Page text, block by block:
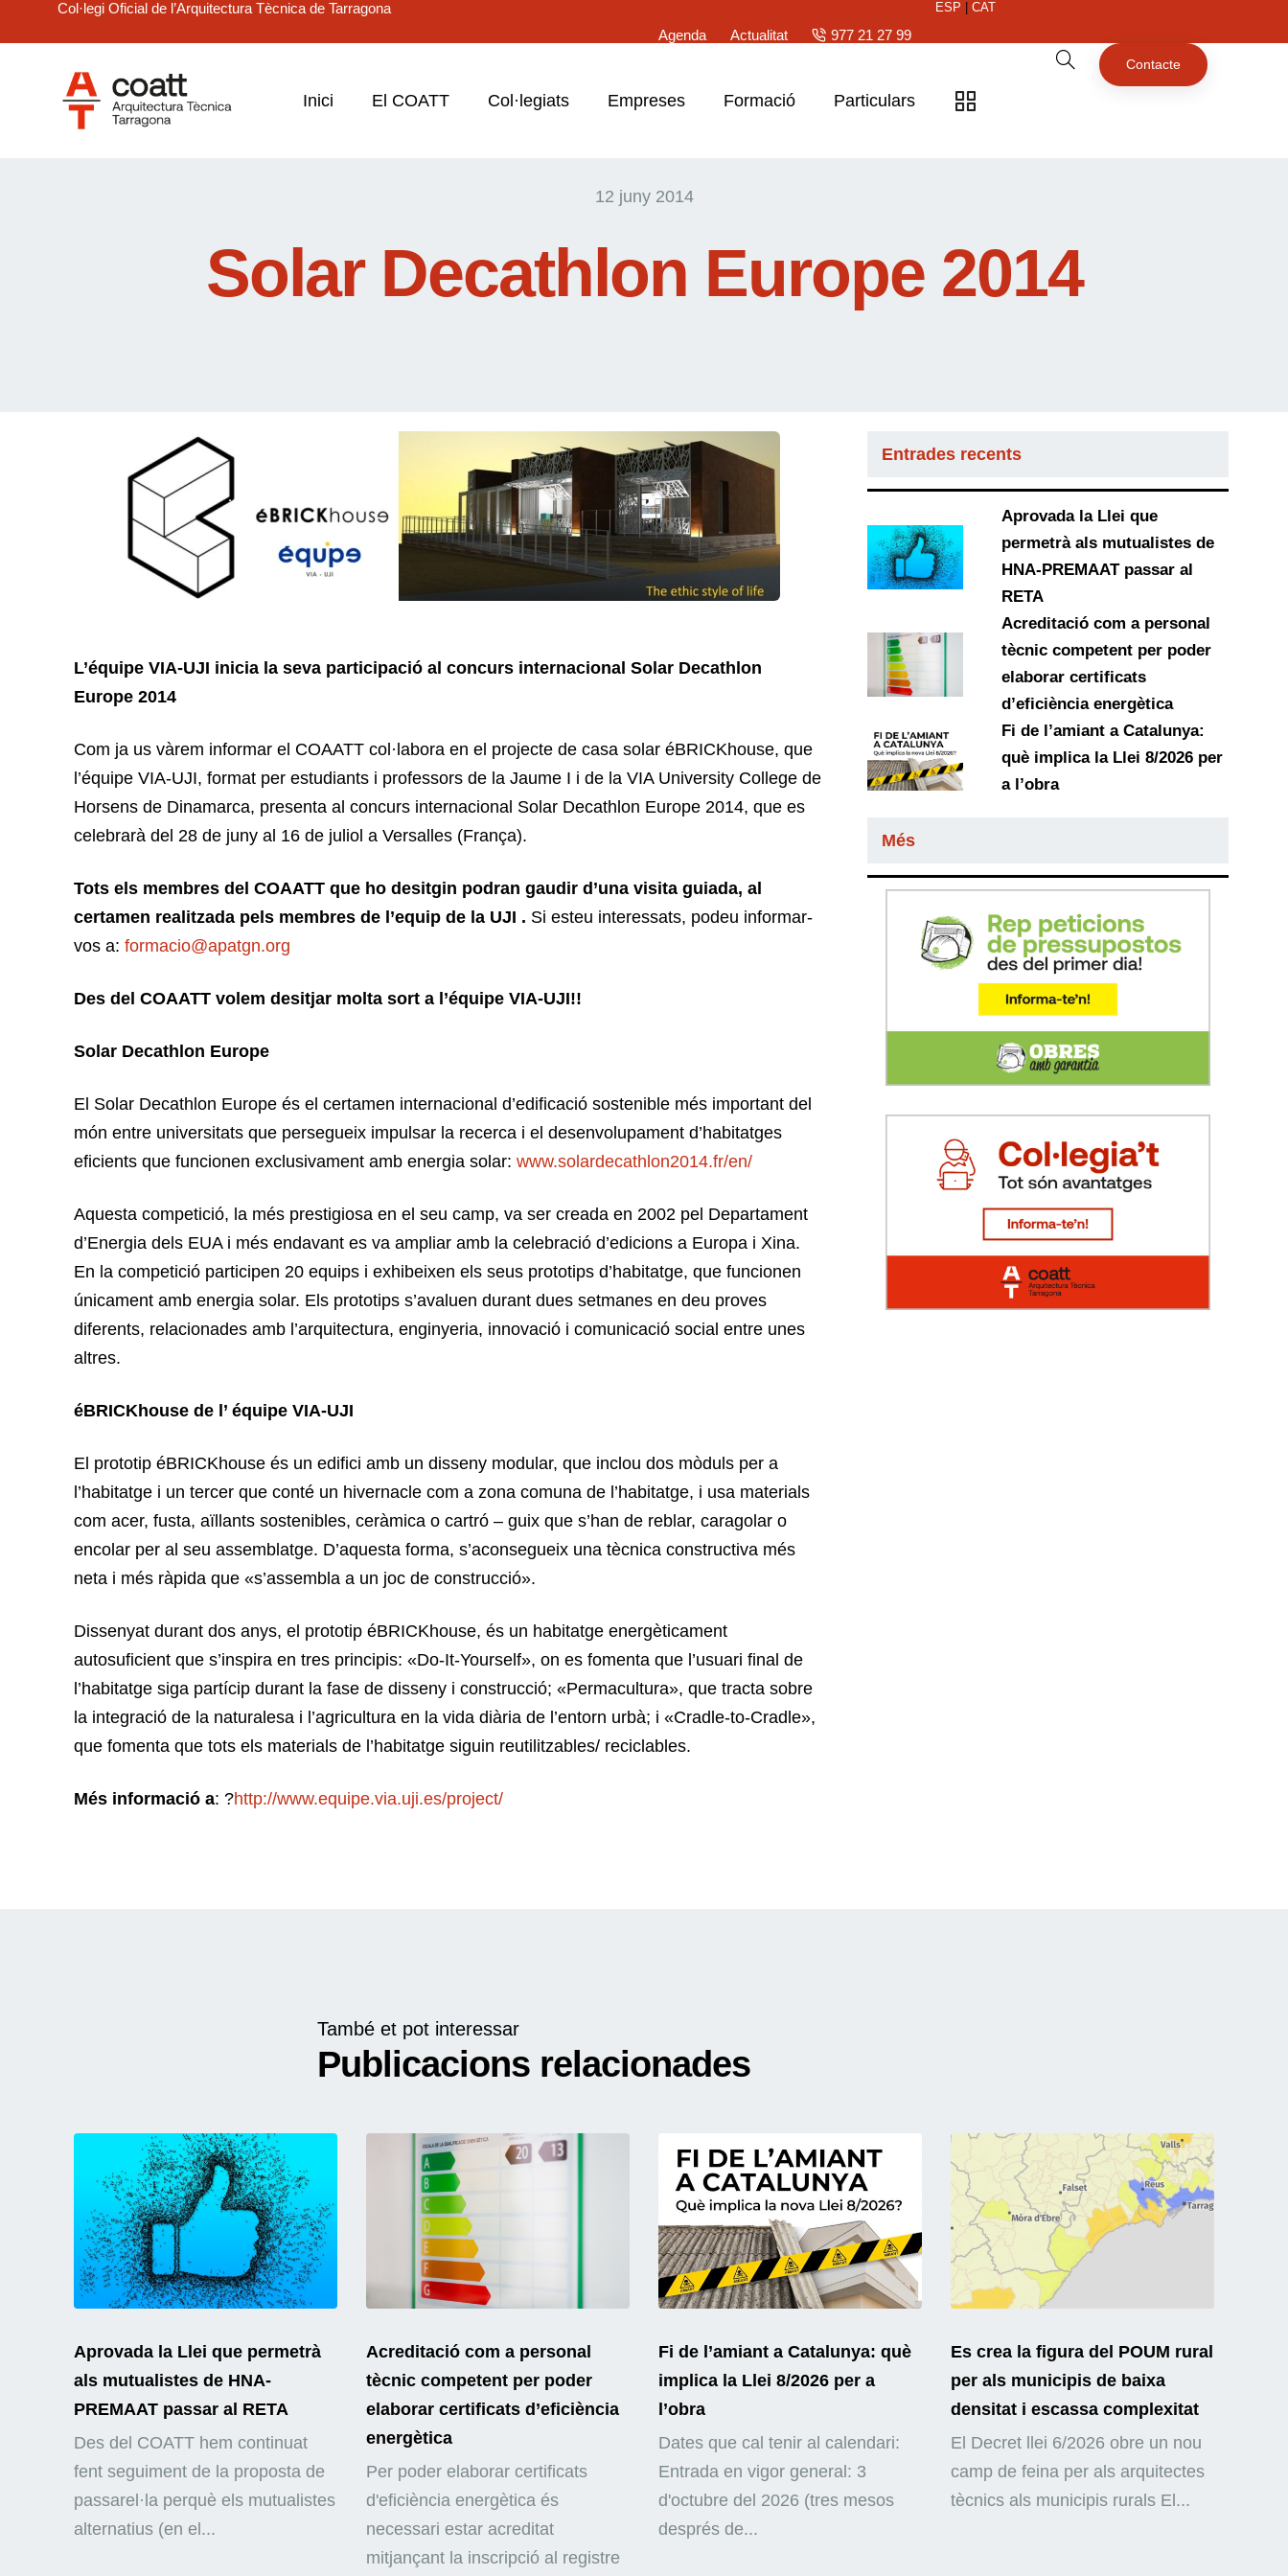
Col·legi Oficial de l’Arquitectura Tècnica de Tarragona
Agenda
Actualitat 977 21 27 99
ESP CAT
Inici El COATT Col·legiats Empreses Formació Particulars
Contacte
12 juny 2014
Solar Decathlon Europe 2014
L’équipe VIA-UJI inicia la seva participació al concurs internacional Solar Decathlon
Europe 2014
Com ja us vàrem informar el COAATT col·labora en el projecte de casa solar éBRICKhouse, que
l’équipe VIA-UJI, format per estudiants i professors de la Jaume I i de la VIA University College de
Horsens de Dinamarca, presenta al concurs internacional Solar Decathlon Europe 2014, que es
celebrarà del 28 de juny al 16 de juliol a Versalles (França).
Tots els membres del COAATT que ho desitgin podran gaudir d’una visita guiada, al
certamen realitzada pels membres de l’equip de la UJI . Si esteu interessats, podeu informar-
vos a: formacio@apatgn.org
Des del COAATT volem desitjar molta sort a l’équipe VIA-UJI!!
Solar Decathlon Europe
El Solar Decathlon Europe és el certamen internacional d’edificació sostenible més important del
món entre universitats que persegueix impulsar la recerca i el desenvolupament d’habitatges
eficients que funcionen exclusivament amb energia solar: www.solardecathlon2014.fr/en/
Aquesta competició, la més prestigiosa en el seu camp, va ser creada en 2002 pel Departament
d’Energia dels EUA i més endavant es va ampliar amb la celebració d’edicions a Europa i Xina.
En la competició participen 20 equips i exhibeixen els seus prototips d’habitatge, que funcionen
únicament amb energia solar. Els prototips s’avaluen durant dues setmanes en deu proves
diferents, relacionades amb l’arquitectura, enginyeria, innovació i comunicació social entre unes
altres.
éBRICKhouse de l’ équipe VIA-UJI
El prototip éBRICKhouse és un edifici amb un disseny modular, que inclou dos mòduls per a
l’habitatge i un tercer que conté un hivernacle com a zona comuna de l’habitatge, i usa materials
com acer, fusta, aïllants sostenibles, ceràmica o cartró – guix que s’han de reblar, caragolar o
encolar per al seu assemblatge. D’aquesta forma, s’aconsegueix una tècnica constructiva més
neta i més ràpida que «s’assembla a un joc de construcció».
Dissenyat durant dos anys, el prototip éBRICKhouse, és un habitatge energèticament
autosuficient que s’inspira en tres principis: «Do-It-Yourself», on es fomenta que l’usuari final de
l’habitatge siga partícip durant la fase de disseny i construcció; «Permacultura», que tracta sobre
la integració de la naturalesa i l’agricultura en la vida diària de l’entorn urbà; i «Cradle-to-Cradle»,
que fomenta que tots els materials de l’habitatge siguin reutilitzables/ reciclables.
Més informació a: ?http://www.equipe.via.uji.es/project/
Entrades recents
Aprovada la Llei que
permetrà als mutualistes de
HNA-PREMAAT passar al
RETA
Acreditació com a personal
tècnic competent per poder
elaborar certificats
d’eficiència energètica
Fi de l’amiant a Catalunya:
què implica la Llei 8/2026 per
a l’obra
Més
També et pot interessar
Publicacions relacionades
Aprovada la Llei que permetrà
als mutualistes de HNA-
PREMAAT passar al RETA
Des del COATT hem continuat
fent seguiment de la proposta de
passarel·la perquè els mutualistes
alternatius (en el...
Acreditació com a personal
tècnic competent per poder
elaborar certificats d’eficiència
energètica
Per poder elaborar certificats
d'eficiència energètica és
necessari estar acreditat
mitjançant la inscripció al registre
Fi de l’amiant a Catalunya: què
implica la Llei 8/2026 per a
l’obra
Dates que cal tenir al calendari:
Entrada en vigor general: 3
d'octubre del 2026 (tres mesos
després de...
Es crea la figura del POUM rural
per als municipis de baixa
densitat i escassa complexitat
El Decret llei 6/2026 obre un nou
camp de feina per als arquitectes
tècnics als municipis rurals El...